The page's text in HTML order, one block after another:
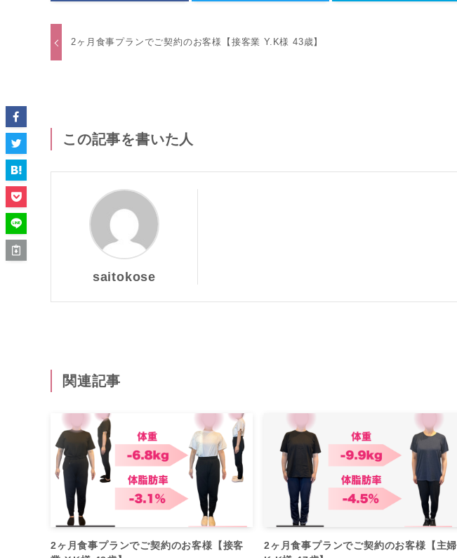
2ヶ月食事プランでご契約のお客様【接客業 Y.K様 43歳】
この記事を書いた人
saitokose
関連記事
2ヶ月食事プランでご契約のお客様【接客
2ヶ月食事プランでご契約のお客様【主婦